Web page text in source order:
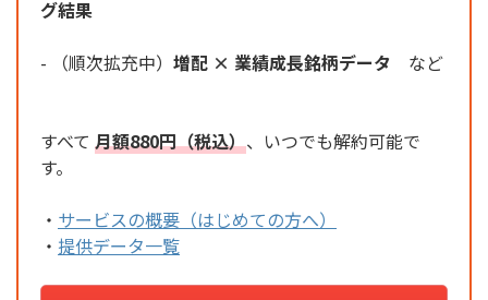
グ結果
- （順次拡充中） 増配 × 業績成長銘柄データ など
すべて 月額880円（税込）、いつでも解約可能で
す。
・ サービスの概要（はじめての方へ）
・ 提供データ一覧